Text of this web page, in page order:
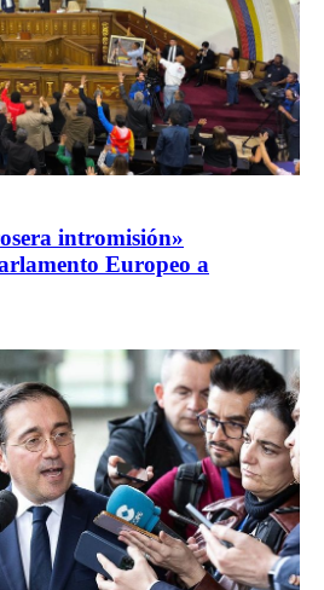
intromisión»
Europeo a